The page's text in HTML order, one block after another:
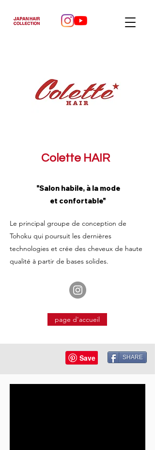
Colette HAIR
"Salon habile, à la mode
et confortable"
Le principal groupe de conception de
Tohoku qui poursuit les dernières
technologies et crée des cheveux de haute
qualité à partir de bases solides.
page d'accueil
SHARE